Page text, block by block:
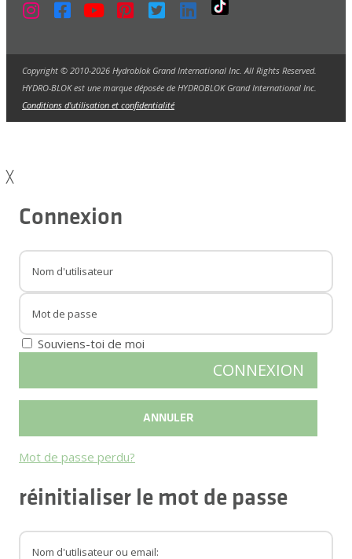
Copyright © 2010-2026 Hydroblok Grand International Inc. All Rights Reserved.
HYDRO-BLOK est une marque déposée de HYDROBLOK Grand International Inc.
Conditions d'utilisation et confidentialité
╳
Connexion
Souviens-toi de moi
Mot de passe perdu?
réinitialiser le mot de passe